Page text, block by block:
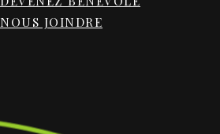
NOUS JOINDRE